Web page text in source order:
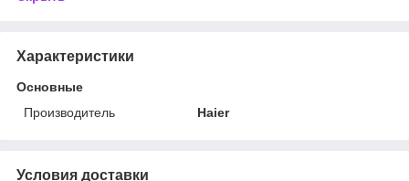
Характеристики
Основные
Производитель
Haier
Условия доставки